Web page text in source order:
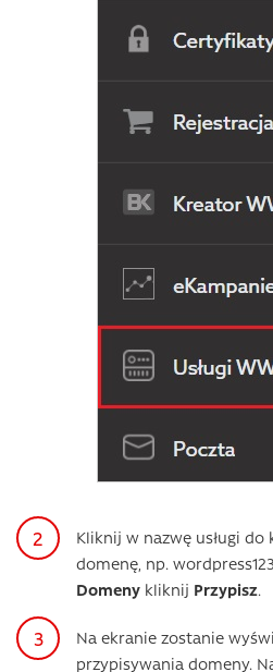
Kliknij w nazwę usługi
domenę, np.
Domeny kliknij Przypisz.
Na ekranie zostanie
przypisywania domeny.